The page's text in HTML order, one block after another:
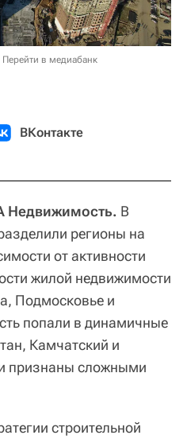
Перейти в медиабанк
ВКонтакте
Недвижимость. В
регионы на
от активности
жилой недвижимости
Подмосковье и
попали в динамичные
Камчатский и
признаны сложными
строительной